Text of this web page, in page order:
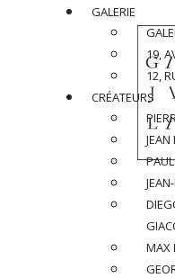
GALERIE
19,
12,
CRÉATEURS
MAX